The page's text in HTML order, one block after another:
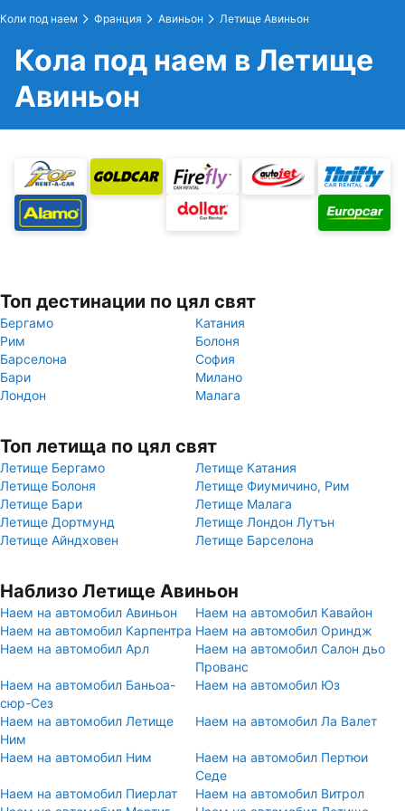
Коли под наем Франция Авиньон Летище Авиньон
Кола под наем в Летище
Авиньон
Топ дестинации по цял свят
Бергамо
Катания
Рим
Болоня
Барселона
София
Бари
Милано
Лондон
Малага
Топ летища по цял свят
Летище Бергамо
Летище Катания
Летище Болоня
Летище Фиумичино, Рим
Летище Бари
Летище Малага
Летище Дортмунд
Летище Лондон Лутън
Летище Айндховен
Летище Барселона
Наблизо Летище Авиньон
Наем на автомобил Авиньон
Наем на автомобил Кавайон
Наем на автомобил Карпентра Наем на автомобил Ориндж
Наем на автомобил Арл
Наем на автомобил Салон дьо
Прованс
Наем на автомобил Баньоа-
сюр-Сез
Наем на автомобил Юз
Наем на автомобил Летище
Ним
Наем на автомобил Ла Валет
Наем на автомобил Ним
Наем на автомобил Пертюи
Седе
Наем на автомобил Пиерлат
Наем на автомобил Витрол